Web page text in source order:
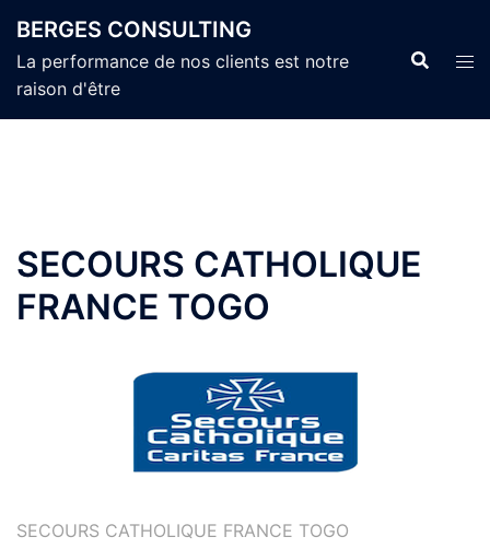
au
contenu
BERGES CONSULTING
La performance de nos clients est notre
raison d'être
SECOURS CATHOLIQUE
FRANCE TOGO
SECOURS CATHOLIQUE FRANCE TOGO